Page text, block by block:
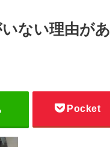
ない理由があ
Pocket